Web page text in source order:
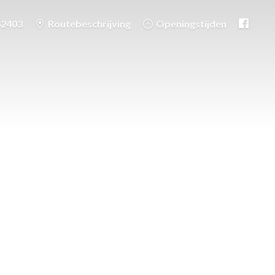
Routebeschrijving Openingstijden